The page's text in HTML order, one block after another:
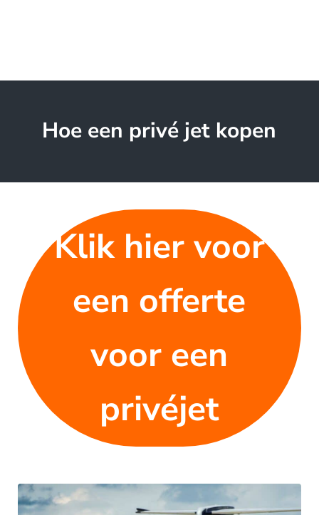
Hoe een privé jet kopen
Klik hier voor
een offerte
voor een
privéjet